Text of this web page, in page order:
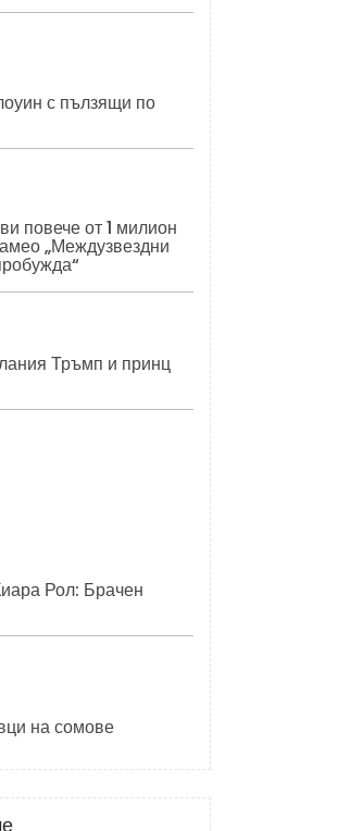
с пълзящи по
повече от 1 милион
„Междузвездни
Тръмп и принц
Рол: Брачен
на сомове